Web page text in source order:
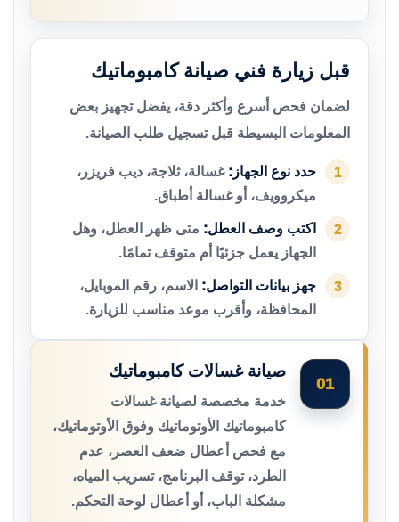
قبل زيارة فني صيانة كامبوماتيك
لضمان فحص أسرع وأكثر دقة، يفضل تجهيز بعض
المعلومات البسيطة قبل تسجيل طلب الصيانة.
1 حدد نوع الجهاز: غسالة، ثلاجة، ديب فريزر،
ميكروويف، أو غسالة أطباق.
2 اكتب وصف العطل: متى ظهر العطل، وهل
الجهاز يعمل جزئيًا أم متوقف تمامًا.
3 جهز بيانات التواصل: الاسم، رقم الموبايل،
المحافظة، وأقرب موعد مناسب للزيارة.
01
صيانة غسالات كامبوماتيك
خدمة مخصصة لصيانة غسالات
كامبوماتيك الأوتوماتيك وفوق الأوتوماتيك،
مع فحص أعطال ضعف العصر، عدم
الطرد، توقف البرنامج، تسريب المياه،
مشكلة الباب، أو أعطال لوحة التحكم.